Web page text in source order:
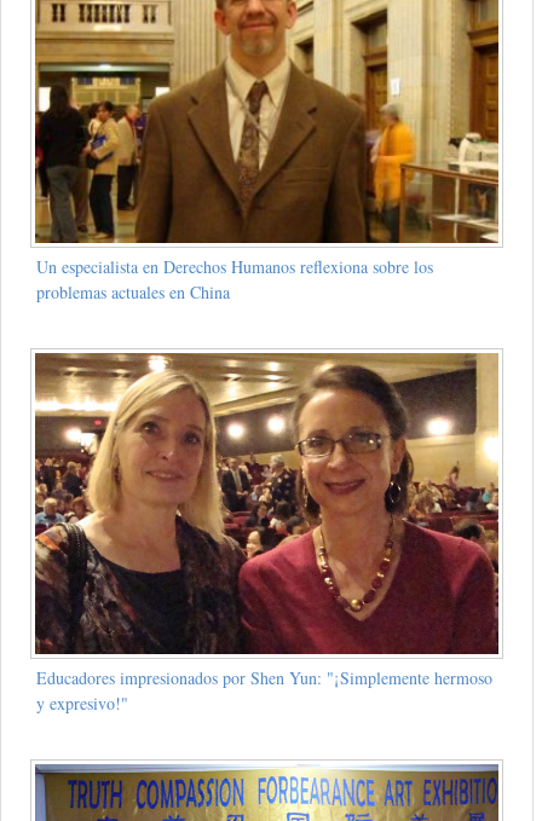
Un especialista en Derechos Humanos reflexiona sobre los
problemas actuales en China
Educadores impresionados por Shen Yun: "¡Simplemente hermoso
y expresivo!"